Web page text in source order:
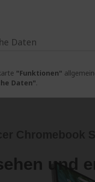
"Funktionen"
Daten".
Daten